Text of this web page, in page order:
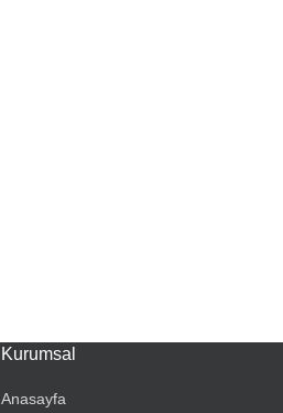
Kurumsal
Anasayfa